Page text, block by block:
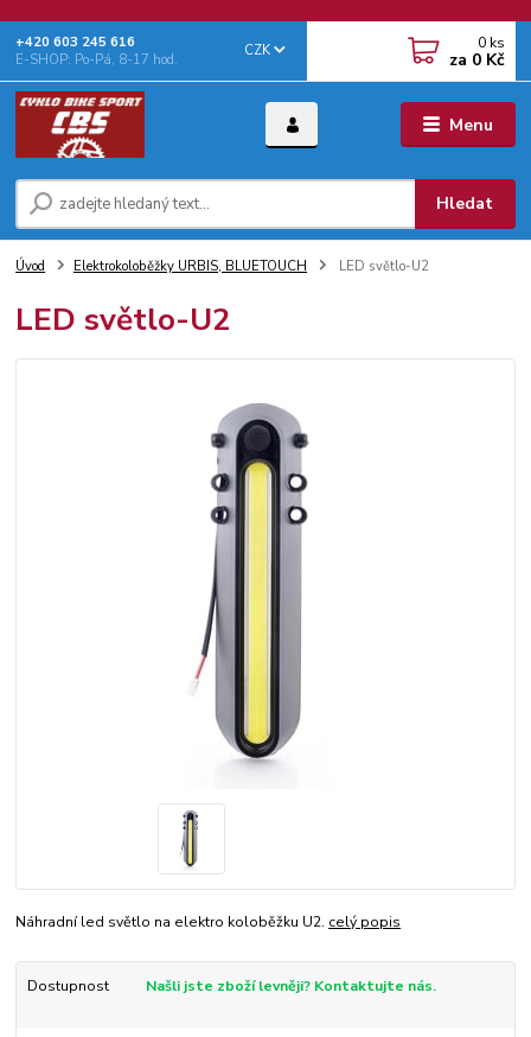
Menu
CZK
Hledat
+‭420 603 245 616‬
E-SHOP: Po-Pá, 8-17 hod.
0 ks
za 0 Kč
Úvod Elektrokoloběžky URBIS, BLUETOUCH LED světlo-U2
LED světlo-U2
Náhradní led světlo na elektro koloběžku U2. celý popis
Dostupnost Našli jste zboží levněji? Kontaktujte nás.